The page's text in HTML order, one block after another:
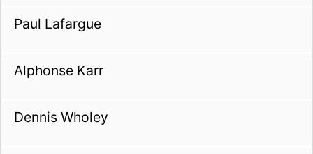
Paul Lafargue
Alphonse Karr
Dennis Wholey